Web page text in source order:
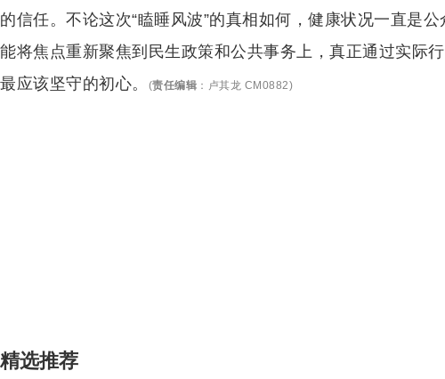
的信任。不论这次“瞌睡风波”的真相如何，健康状况一直是
能将焦点重新聚焦到民生政策和公共事务上，真正通过实际
最应该坚守的初心。
(责任编辑 ： 卢其龙 CM0882)
精选推荐